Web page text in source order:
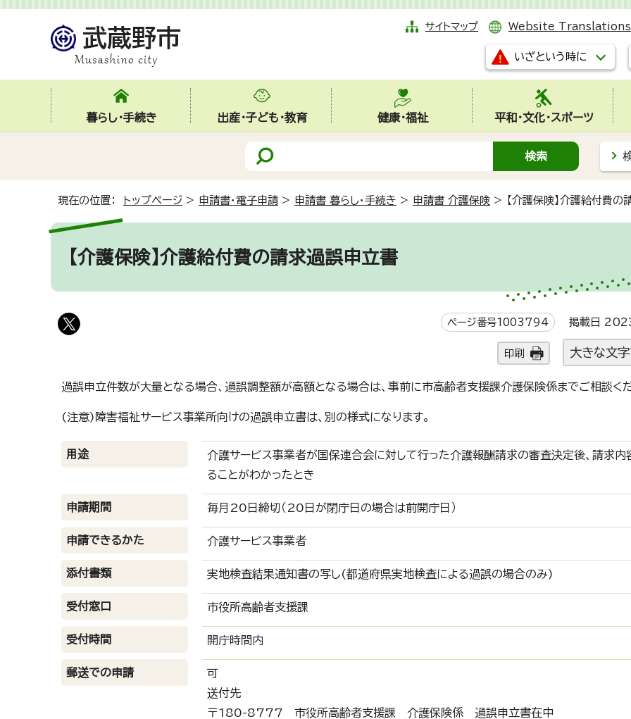
サイトマップ Website Translations
いざという時に
暮らし・手続き 出産・子ども・教育 健康・福祉 平和・文化・スポーツ
現在の位置： トップページ > 申請書・電子申請> 申請書 暮らし・手続き > 申請書 介護保険 > 【介護保険】介護給付費
【介護保険】介護給付費の請求過誤申立書
ページ番号1003794 掲載日
印刷 大きな文
過誤申立件数が大量となる場合、過誤調整額が高額となる場合は、事前に市高齢者支援課介護保険係までご相談く
(注意)障害福祉サービス事業所向けの過誤申立書は、別の様式になります。
用途
介護サービス事業者が国保連合会に対して行った介護報酬請求の審査決定後、請求内
ることがわかったとき
申請期間 毎月20日締切（20日が閉庁日の場合は前開庁日）
申請できるかた 介護サービス事業者
添付書類 実地検査結果通知書の写し(都道府県実地検査による過誤の場合のみ)
受付窓口 市役所高齢者支援課
受付時間 開庁時間内
郵送での申請
可
送付先
〒180-8777 市役所高齢者支援課 介護保険係 過誤申立書在中